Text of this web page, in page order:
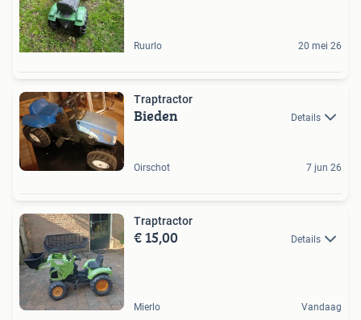
Ruurlo 20 mei 26
Traptractor
Bieden Details
Oirschot 7 jun 26
Traptractor
€ 15,00 Details
Mierlo Vandaag